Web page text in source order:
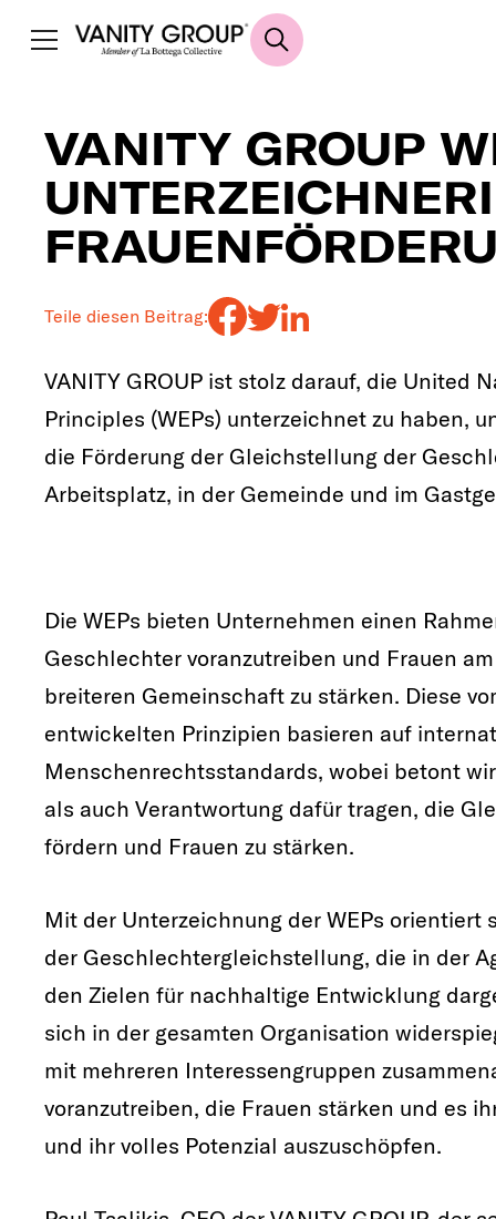
VANITY GROUP
Teile diesen Beitrag:
VANITY GROUP ist stolz darauf, die United
Principles (WEPs) unterzeichnet zu haben,
die Förderung der Gleichstellung der
Arbeitsplatz, in der Gemeinde und im
Die WEPs bieten Unternehmen einen
Geschlechter voranzutreiben und Frauen
breiteren Gemeinschaft zu stärken. Diese
entwickelten Prinzipien basieren auf
Menschenrechtsstandards, wobei betont
als auch Verantwortung dafür tragen, die
fördern und Frauen zu stärken.
Mit der Unterzeichnung der WEPs orientiert
der Geschlechtergleichstellung, die in der
den Zielen für nachhaltige Entwicklung
sich in der gesamten Organisation
mit mehreren Interessengruppen
voranzutreiben, die Frauen stärken und es
und ihr volles Potenzial auszuschöpfen.